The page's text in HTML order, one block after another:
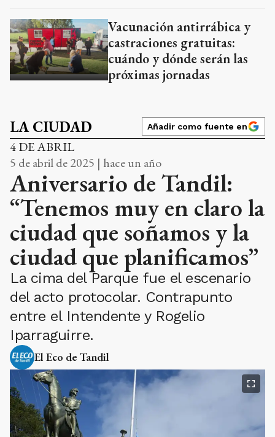
Vacunación antirrábica y
castraciones gratuitas:
cuándo y dónde serán las
próximas jornadas
LA CIUDAD Añadir como fuente en
4 DE ABRIL
5 de abril de 2025 | hace un año
Aniversario de Tandil:
“Tenemos muy en claro la
ciudad que soñamos y la
ciudad que planificamos”
La cima del Parque fue el escenario
del acto protocolar. Contrapunto
entre el Intendente y Rogelio
Iparraguirre.
El Eco de Tandil